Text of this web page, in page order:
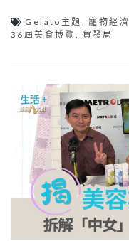
Gelato主題 ,寵物經濟
36屆美食博覽
貿發局